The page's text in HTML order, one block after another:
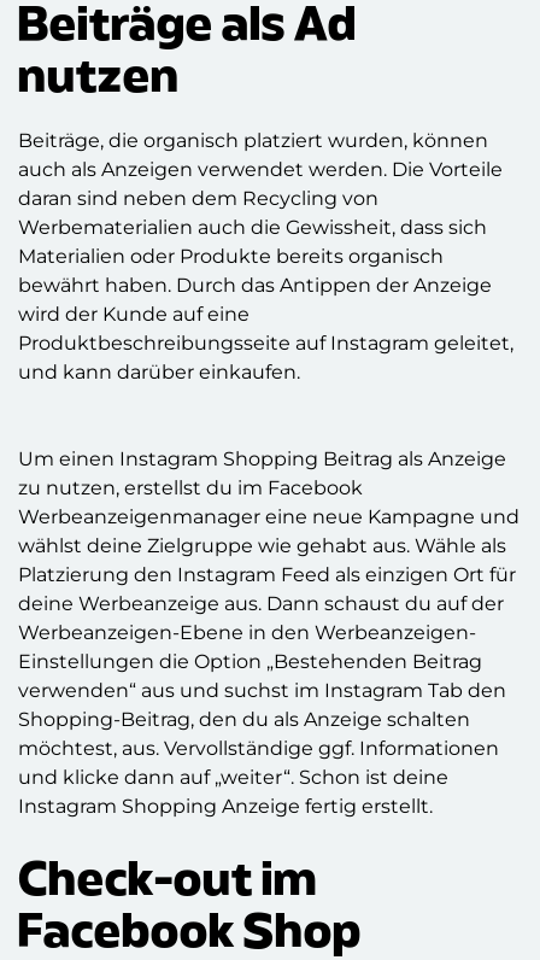
Beiträge als Ad
nutzen
Beiträge, die organisch platziert wurden, können
auch als Anzeigen verwendet werden. Die Vorteile
daran sind neben dem Recycling von
Werbematerialien auch die Gewissheit, dass sich
Materialien oder Produkte bereits organisch
bewährt haben. Durch das Antippen der Anzeige
wird der Kunde auf eine
Produktbeschreibungsseite auf Instagram geleitet,
und kann darüber einkaufen.
Um einen Instagram Shopping Beitrag als Anzeige
zu nutzen, erstellst du im Facebook
Werbeanzeigenmanager eine neue Kampagne und
wählst deine Zielgruppe wie gehabt aus. Wähle als
Platzierung den Instagram Feed als einzigen Ort für
deine Werbeanzeige aus. Dann schaust du auf der
Werbeanzeigen-Ebene in den Werbeanzeigen-
Einstellungen die Option „Bestehenden Beitrag
verwenden“ aus und suchst im Instagram Tab den
Shopping-Beitrag, den du als Anzeige schalten
möchtest, aus. Vervollständige ggf. Informationen
und klicke dann auf „weiter“. Schon ist deine
Instagram Shopping Anzeige fertig erstellt.
Check-out im
Facebook Shop